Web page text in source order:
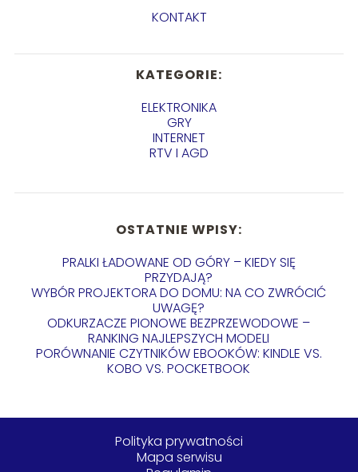
KONTAKT
KATEGORIE:
ELEKTRONIKA
GRY
INTERNET
RTV I AGD
OSTATNIE WPISY:
PRALKI ŁADOWANE OD GÓRY – KIEDY SIĘ
PRZYDAJĄ?
WYBÓR PROJEKTORA DO DOMU: NA CO ZWRÓCIĆ
UWAGĘ?
ODKURZACZE PIONOWE BEZPRZEWODOWE –
RANKING NAJLEPSZYCH MODELI
PORÓWNANIE CZYTNIKÓW EBOOKÓW: KINDLE VS.
KOBO VS. POCKETBOOK
Polityka prywatności
Mapa serwisu